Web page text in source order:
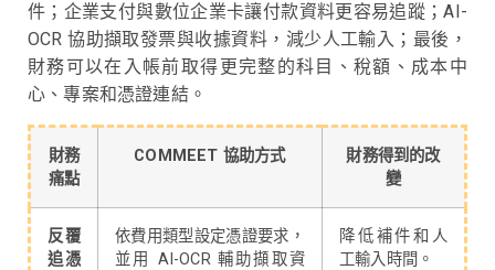
件；企業支付與數位企業卡讓付款資料更容易追蹤；AI-
OCR 協助擷取發票與收據資料，減少人工輸入；最後，
財務可以在入帳前取得更完整的科目、稅額、成本中
心、專案和憑證連結。
財務
痛點
COMMEET 協助方式
財務得到的改
變
反覆
追憑
依費用類型設定憑證要求，
並用 AI-OCR 輔助擷取資
降低補件和人
工輸入時間。